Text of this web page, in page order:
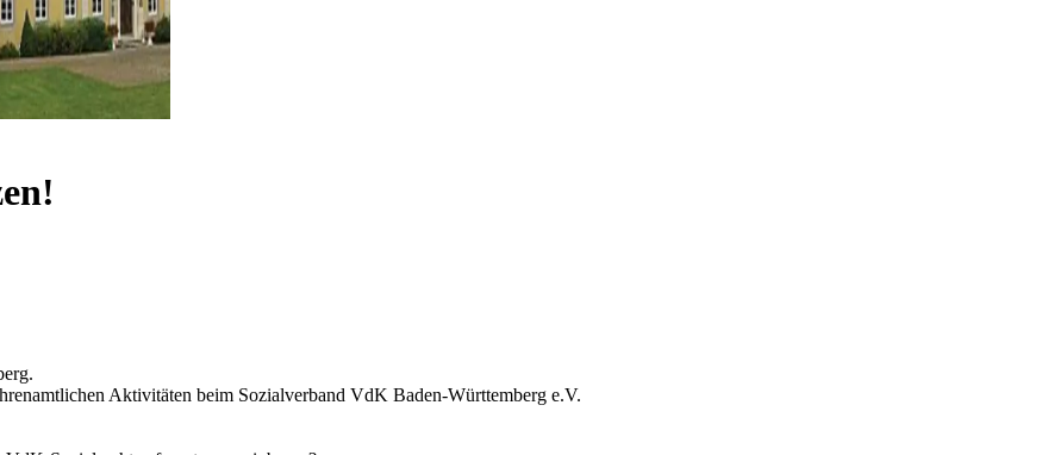
Aktivitäten beim Sozialverband VdK Baden-Württemberg e.V.